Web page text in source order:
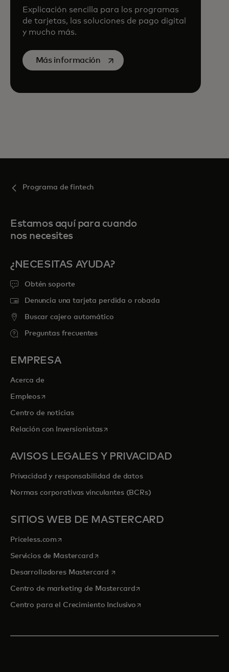
Explicación sencilla para los programas
de tarjetas, las soluciones de pago digital
y mucho más.
Más informaciónse abre en una pestaña nueva
Programa de fintech
Estamos aquí para cuando
nos necesites
¿NECESITAS AYUDA?
Obtén soporte
Denuncia una tarjeta perdida o robada
Buscar cajero automático
Preguntas frecuentes
EMPRESA
Acerca de
Empleosse abre en una pestaña nueva
Centro de noticias
Relación con Inversionistasse abre en una pestaña nueva
AVISOS LEGALES Y PRIVACIDAD
Privacidad y responsabilidad de datos
Normas corporativas vinculantes (BCRs)
SITIOS WEB DE MASTERCARD
Priceless.com se abre en una pestaña nueva
Servicios de Mastercardse abre en una pestaña nueva
Desarrolladores Mastercard se abre en una pestaña nueva
Centro de marketing de Mastercardse abre en una pestaña
Centro para el Crecimiento Inclusivose abre en una pestaña